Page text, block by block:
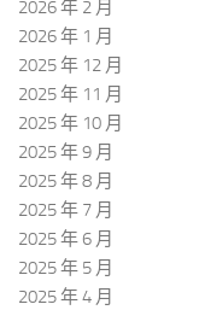
2026 年 2 月
2026 年 1 月
2025 年 12 月
2025 年 11 月
2025 年 10 月
2025 年 9 月
2025 年 8 月
2025 年 7 月
2025 年 6 月
2025 年 5 月
2025 年 4 月